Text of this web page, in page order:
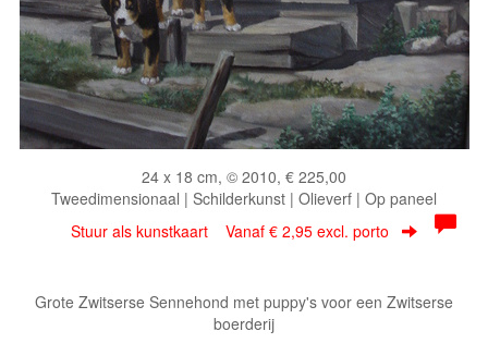
24 x 18 cm, © 2010, € 225,00
Tweedimensionaal | Schilderkunst | Olieverf | Op paneel
Stuur als kunstkaart Vanaf € 2,95 excl. porto
Grote Zwitserse Sennehond met puppy's voor een Zwitserse
boerderij